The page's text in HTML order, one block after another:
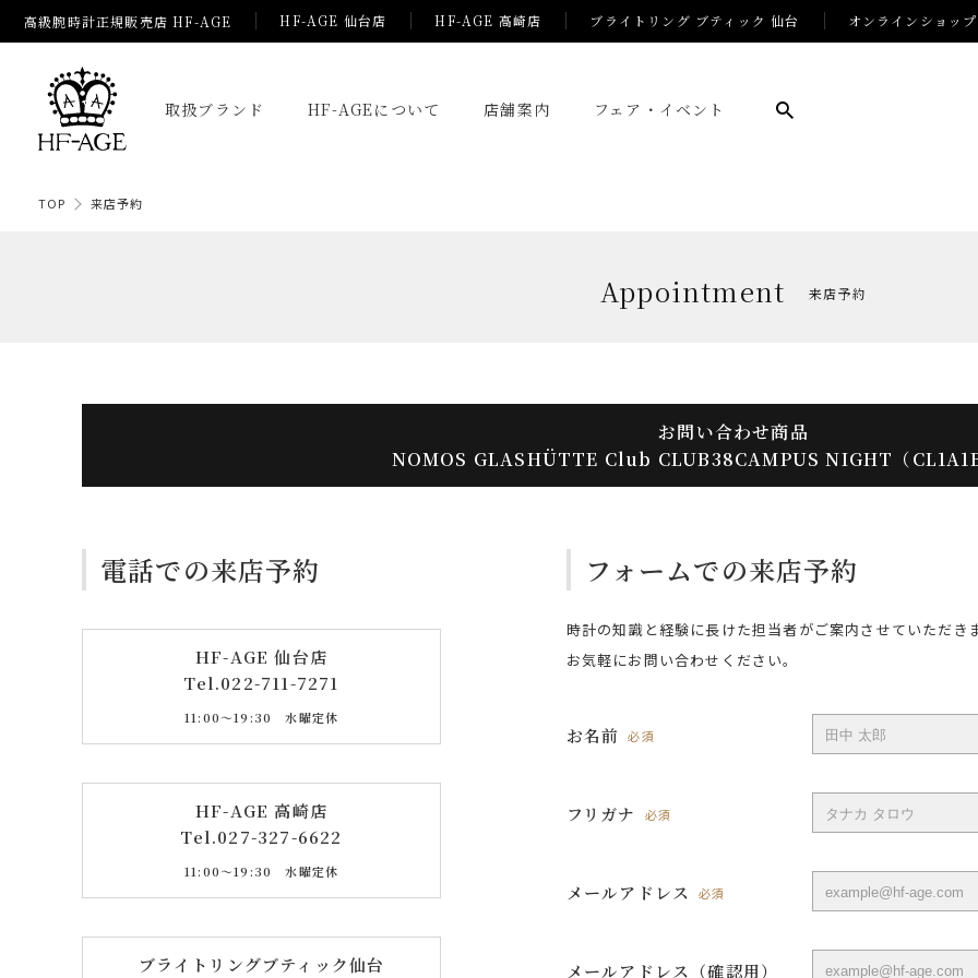
高級腕時計正規販売店 HF-AGE HF-AGE 仙台店 HF-AGE 高崎店 ブライトリング ブティック 仙台 オンラインショップ
取扱ブランド HF-AGEについて 店舗案内 フェア・イベント
TOP 来店予約
Appointment 来店予約
お問い合わせ商品
NOMOS GLASHÜTTE Club CLUB38CAMPUS NIGHT（
電話での来店予約
HF-AGE 仙台店
Tel.022-711-7271
11:00〜19:30 水曜定休
HF-AGE 高崎店
Tel.027-327-6622
11:00〜19:30 水曜定休
ブライトリングブティック仙台
フォームでの来店予約
時計の知識と経験に長けた担当者がご案内させていただき
お気軽にお問い合わせください。
お名前 必須
フリガナ 必須
メールアドレス 必須
メールアドレス（確認用）